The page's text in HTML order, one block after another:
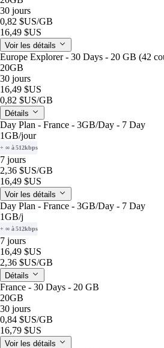
30 jours
0,82 $US/GB
16,49 $US
Voir les détails
Europe Explorer - 30 Days - 20 GB (42
20GB
30 jours
16,49 $US
0,82 $US/GB
Détails
Day Plan - France - 3GB/Day - 7 Day
1GB/jour
+ ∞ à 512kbps
7 jours
2,36 $US/GB
16,49 $US
Voir les détails
Day Plan - France - 3GB/Day - 7 Day
1GB/j
+ ∞ à 512kbps
7 jours
16,49 $US
2,36 $US/GB
Détails
France - 30 Days - 20 GB
20GB
30 jours
0,84 $US/GB
16,79 $US
Voir les détails